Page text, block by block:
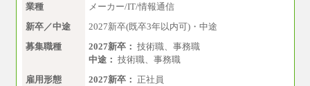
業種
メーカー/IT/情報通信
新卒／中途
2027新卒(既卒3年以内可)・中途
募集職種
2027新卒： 技術職、事務職
中途： 技術職、事務職
雇用形態
2027新卒： 正社員